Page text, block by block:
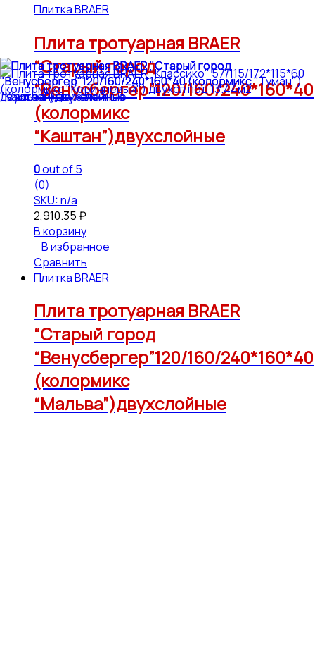
Плитка BRAER
Плита тротуарная BRAER
“Старый город
“Венусбергер”120/160/240*160*40
(колормикс
“Каштан”)двухслойные
0out of 5
(0)
SKU: n/a
2,910.35 ₽
В корзину
В избранное
Сравнить
Плитка BRAER
Плита тротуарная BRAER
“Старый город
“Венусбергер”120/160/240*160*40
(колормикс
“Мальва”)двухслойные